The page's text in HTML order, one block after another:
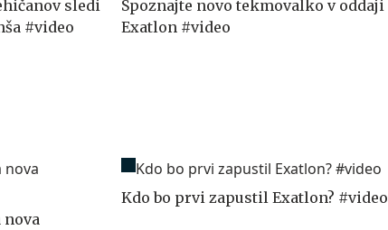
sledi
#video
Spoznajte novo tekmovalko v oddaji
Exatlon #video
nova
Kdo bo prvi zapustil Exatlon? #video